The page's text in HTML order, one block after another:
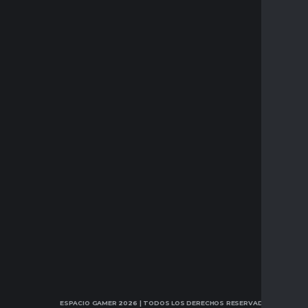
ESPACIO GAMER 2026 | TODOS LOS DERECHOS RESERVADOS.